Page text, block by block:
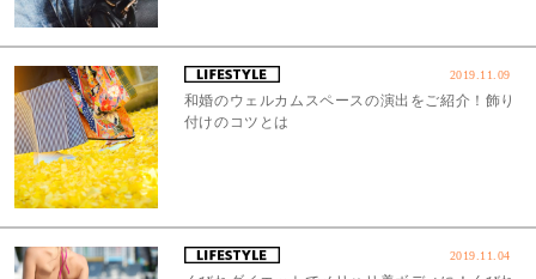
2019.11.09
和婚のウェルカムスペースの演出をご紹介！飾り
付けのコツとは
2019.11.04